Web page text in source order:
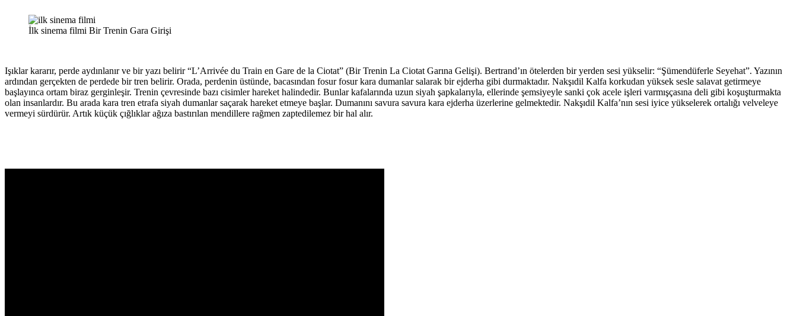
İlk sinema filmi Bir Trenin Gara Girişi
Işıklar kararır, perde aydınlanır ve bir yazı belirir “L’Arrivée du Train en Gare de la Ciotat” (Bir Trenin La Ciotat Garına Gelişi). Bertrand’ın ötelerden bir yerden sesi yükselir: “Şümendüferle Seyehat”. Yazının
ardından gerçekten de perdede bir tren belirir. Orada, perdenin üstünde, bacasından fosur fosur kara dumanlar salarak bir ejderha gibi durmaktadır. Nakşıdil Kalfa korkudan yüksek sesle salavat getirmeye
başlayınca ortam biraz gerginleşir. Trenin çevresinde bazı cisimler hareket halindedir. Bunlar kafalarında uzun siyah şapkalarıyla, ellerinde şemsiyeyle sanki çok acele işleri varmışçasına deli gibi koşuşturmakta
olan insanlardır. Bu arada kara tren etrafa siyah dumanlar saçarak hareket etmeye başlar. Dumanını savura savura kara ejderha üzerlerine gelmektedir. Nakşıdil Kalfa’nın sesi iyice yükselerek ortalığı velveleye
vermeyi sürdürür. Artık küçük çığlıklar ağıza bastırılan mendillere rağmen zaptedilemez bir hal alır.